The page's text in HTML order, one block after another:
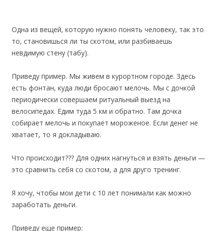
Одна из вещей, которую нужно понять человеку, так это
то, становишься ли ты скотом, или разбиваешь
невдимую стену (табу).
Приведу пример. Мы живем в курортном городе. Здесь
есть фонтан, куда люди бросают мелочь. Мы с дочкой
периодически совершаем ритуальный выезд на
велосипедах. Едим туда 5 км и обратно. Там дочка
собирает мелочь и покупает мороженое. Если денег не
хватает, то я докладываю.
Что происходит??? Для одних нагнуться и взять деньги —
это сравнить себя со скотом, а для друго тренинг.
Я хочу, чтобы мои дети с 10 лет понимали как можно
заработать деньги.
Приведу еще пример: